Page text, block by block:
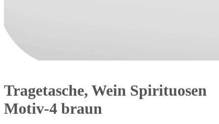
Tragetasche, Wein Spirituosen
Motiv-4 braun